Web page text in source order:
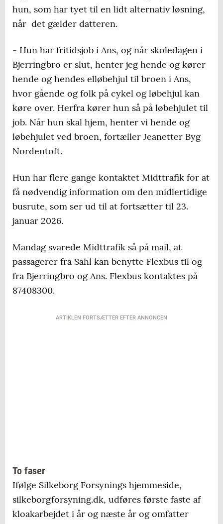
hun, som har tyet til en lidt alternativ løsning,
når det gælder datteren.
- Hun har fritidsjob i Ans, og når skoledagen i
Bjerringbro er slut, henter jeg hende og kører
hende og hendes elløbehjul til broen i Ans,
hvor gående og folk på cykel og løbehjul kan
køre over. Herfra kører hun så på løbehjulet til
job. Når hun skal hjem, henter vi hende og
løbehjulet ved broen, fortæller Jeanetter Byg
Nordentoft.
Hun har flere gange kontaktet Midttrafik for at
få nødvendig information om den midlertidige
busrute, som ser ud til at fortsætter til 23.
januar 2026.
Mandag svarede Midttrafik så på mail, at
passagerer fra Sahl kan benytte Flexbus til og
fra Bjerringbro og Ans. Flexbus kontaktes på
87408300.
ARTIKLEN FORTSÆTTER EFTER ANNONCEN
To faser
Ifølge Silkeborg Forsynings hjemmeside,
silkeborgforsyning.dk, udføres første faste af
kloakarbejdet i år og næste år og omfatter